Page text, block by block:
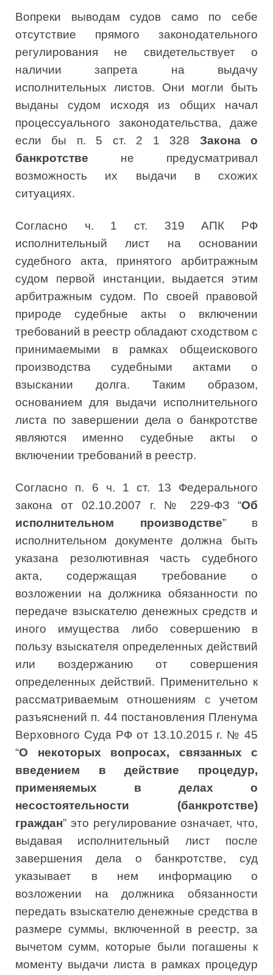
Вопреки выводам судов само по себе
отсутствие прямого законодательного
регулирования не свидетельствует о
наличии запрета на выдачу
исполнительных листов. Они могли быть
выданы судом исходя из общих начал
процессуального законодательства, даже
если бы п. 5 ст. 2 1 328 Закона о
банкротстве не предусматривал
возможность их выдачи в схожих
ситуациях.
Согласно ч. 1 ст. 319 АПК РФ
исполнительный лист на основании
судебного акта, принятого арбитражным
судом первой инстанции, выдается этим
арбитражным судом. По своей правовой
природе судебные акты о включении
требований в реестр обладают сходством с
принимаемыми в рамках общеискового
производства судебными актами о
взыскании долга. Таким образом,
основанием для выдачи исполнительного
листа по завершении дела о банкротстве
являются именно судебные акты о
включении требований в реестр.
Согласно п. 6 ч. 1 ст. 13 Федерального
закона от 02.10.2007 г. № 229-ФЗ “Об
исполнительном производстве” в
исполнительном документе должна быть
указана резолютивная часть судебного
акта, содержащая требование о
возложении на должника обязанности по
передаче взыскателю денежных средств и
иного имущества либо совершению в
пользу взыскателя определенных действий
или воздержанию от совершения
определенных действий. Применительно к
рассматриваемым отношениям с учетом
разъяснений п. 44 постановления Пленума
Верховного Суда РФ от 13.10.2015 г. № 45
“О некоторых вопросах, связанных с
введением в действие процедур,
применяемых в делах о
несостоятельности (банкротстве)
граждан” это регулирование означает, что,
выдавая исполнительный лист после
завершения дела о банкротстве, суд
указывает в нем информацию о
возложении на должника обязанности
передать взыскателю денежные средства в
размере суммы, включенной в реестр, за
вычетом сумм, которые были погашены к
моменту выдачи листа в рамках процедур